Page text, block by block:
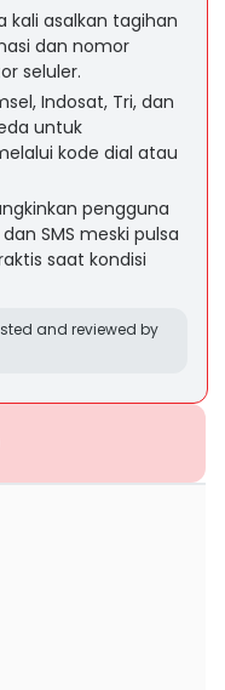
kali asalkan tagihan
dan nomor
seluler.
Indosat, Tri, dan
untuk
kode dial atau
pengguna
SMS meski pulsa
saat kondisi
and reviewed by